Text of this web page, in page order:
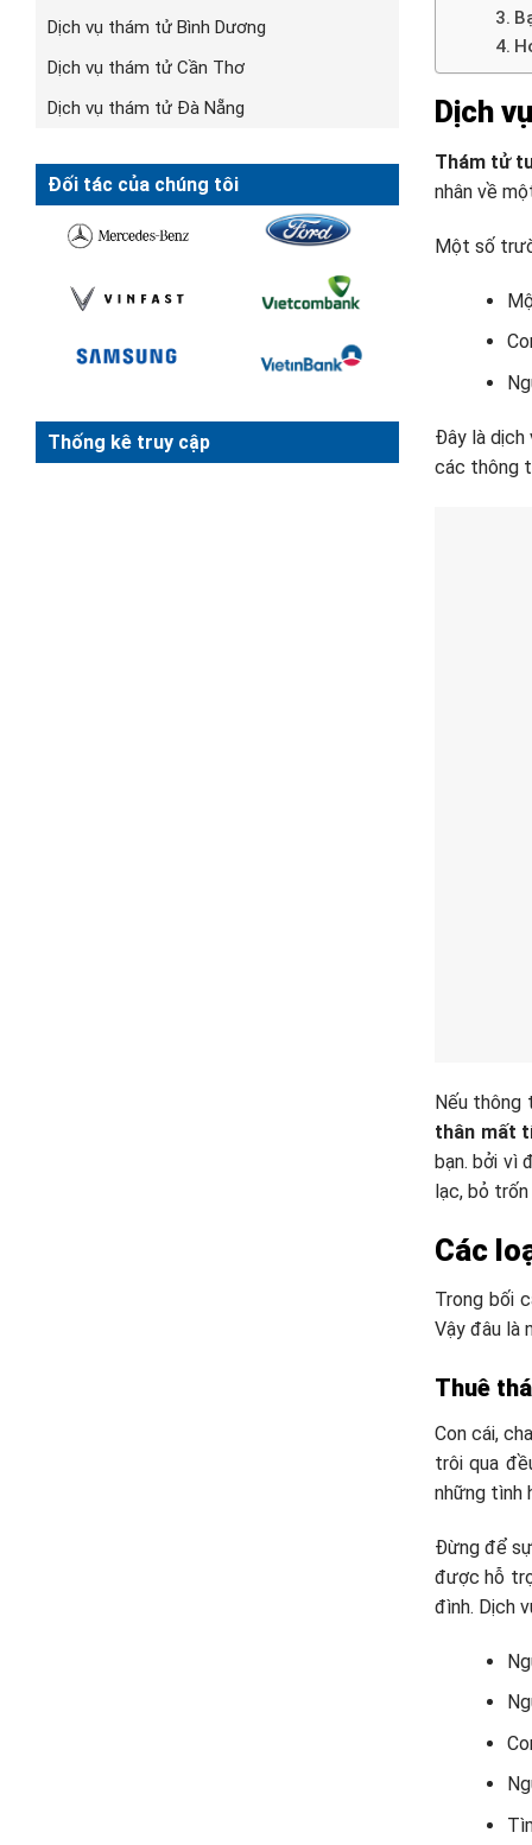
Dịch vụ thám tử Bình Dương
Dịch vụ thám tử Cần Thơ
Dịch vụ thám tử Đà Nẵng
Đối tác của chúng tôi
Thống kê truy cập
Dịch
Thám tử
nhân về
Một số
Đây là
các thông
Nếu thông
thân mất
bạn. bởi vì
lạc, bỏ
Các
Trong bối
Vậy đâu là
Thuê
Con cái,
trôi qua
những tình
Đừng để
được hỗ
đình. Dịch